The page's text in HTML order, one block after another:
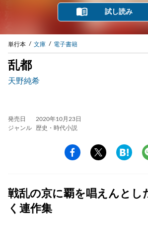
試し読み
単行本 文庫 電子書籍
乱都
天野純希
発売日
2020年10月23日
ジャンル
歴史・時代小説
戦乱の京に覇を唱えんとし
く連作集